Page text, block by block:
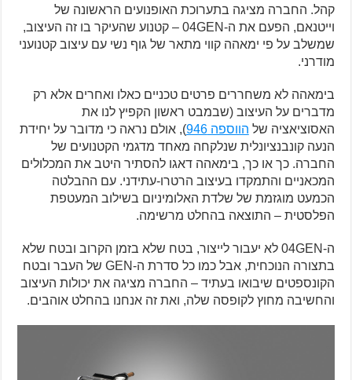
קהל. החברה מציגה בתערוכת האופנועים הראשונה של
וייטנאם, הפעם את ה-04GEN – קטנוע שהעיקר בו זה העיצוב,
שמשלב על פי ימאהה קווי מתאר של גוף נשי עם עיצוב קטנועני
מודרני.
בימאהה לא משחררים פרטים טכניים כאלו ואחרים אלא רק
מדברים על העיצוב (שבמבט ראשון הקפיץ לנו את
האסוציאציה של הווספה 946
), אולם נראה כי מדובר על יחידת
הנעה קונבנציונלית שנלקחה מאחד מדגמי הקטנועים של
החברה. כך או כך, בימאהה דאגו להסתיר היטב את המכלולים
המכאניים והתמקדו בעיצוב הרטרו-עתידני. עם ההבלטה
הכמעט מוגזמת של שלדת האלומיניום בשילוב המעטפת
הפלסטית – התוצאה בהחלט מרשימה.
ה-04GEN לא יעבור לייצור, בטח שלא בזמן הקרוב ובטח שלא
בתצורה הנוכחית, אבל כמו כל סדרת ה-GEN של העבר ובטח
הקונספטים שיבואו בעתיד – החברה מציגה את יכולות העיצוב
והחשיבה מחוץ לקופסה שלה, ואת זה אנחנו בהחלט אוהבים.